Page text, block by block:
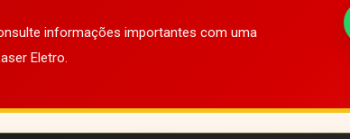
informações importantes com uma
Eletro.